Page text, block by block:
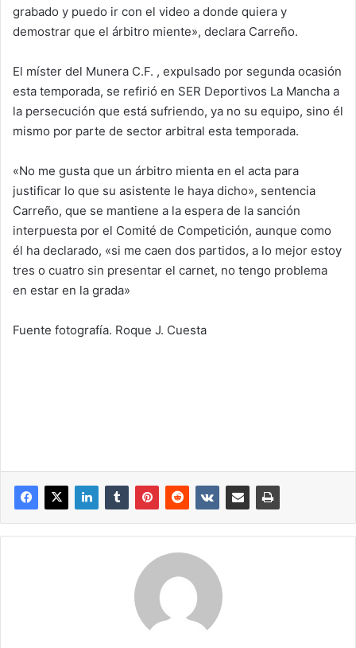
grabado y puedo ir con el video a donde quiera y
demostrar que el árbitro miente», declara Carreño.
El míster del Munera C.F. , expulsado por segunda ocasión
esta temporada, se refirió en SER Deportivos La Mancha a
la persecución que está sufriendo, ya no su equipo, sino él
mismo por parte de sector arbitral esta temporada.
«No me gusta que un árbitro mienta en el acta para
justificar lo que su asistente le haya dicho», sentencia
Carreño, que se mantiene a la espera de la sanción
interpuesta por el Comité de Competición, aunque como
él ha declarado, «si me caen dos partidos, a lo mejor estoy
tres o cuatro sin presentar el carnet, no tengo problema
en estar en la grada»
Fuente fotografía. Roque J. Cuesta